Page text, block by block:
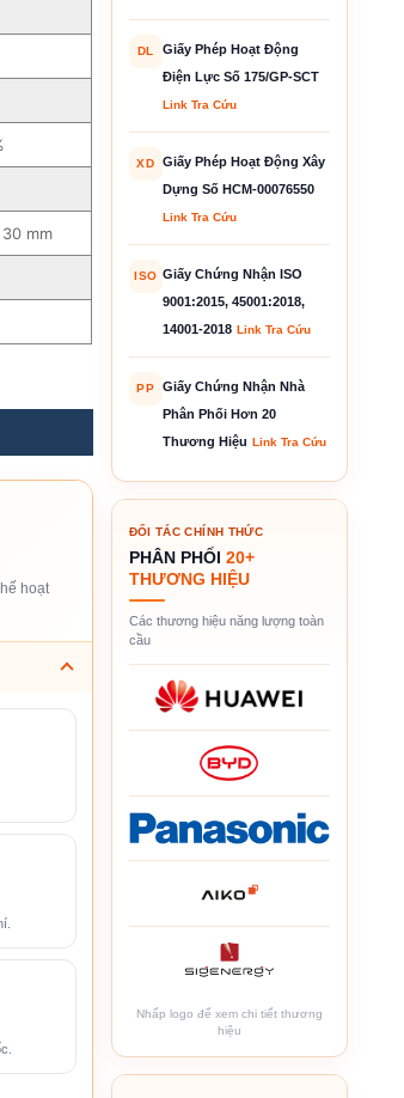
mm
120 số lượng
hoạt
DL
Giấy Phép Hoạt Động
Điện Lực Số 175/GP-SCT
Link Tra Cứu
XD
Giấy Phép Hoạt Động Xây
Dựng Số HCM-00076550
Link Tra Cứu
ISO Giấy Chứng Nhận ISO
9001:2015, 45001:2018,
14001-2018 Link Tra Cứu
PP
Giấy Chứng Nhận Nhà
Phân Phối Hơn 20
Thương Hiệu Link Tra Cứu
ĐỐI TÁC CHÍNH THỨC
PHÂN PHỐI 20+
THƯƠNG HIỆU
Các thương hiệu năng lượng toàn
cầu
Nhấp logo để xem chi tiết thương
hiệu